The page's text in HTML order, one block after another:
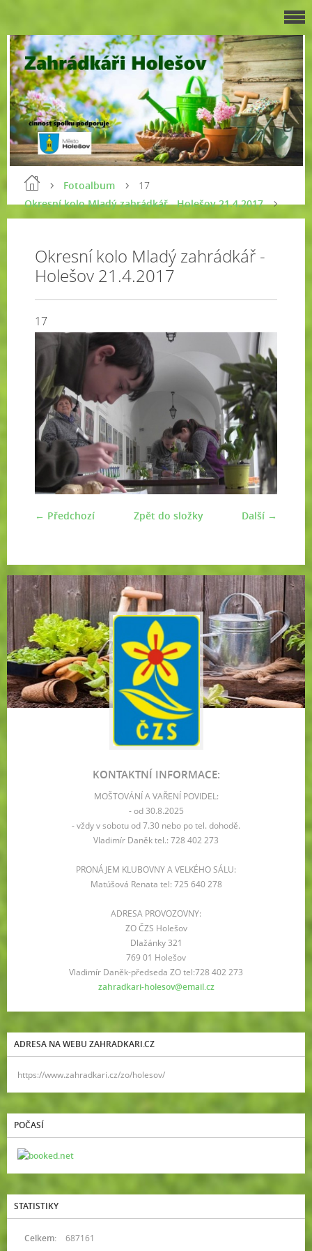
Fotoalbum
Okresní kolo Mladý zahrádkář - Holešov 21.4.2017
17
Okresní kolo Mladý zahrádkář -
Holešov 21.4.2017
17
← Předchozí Další →
Zpět do složky
KONTAKTNÍ INFORMACE:
MOŠTOVÁNÍ A VAŘENÍ POVIDEL:
- od 30.8.2025
- vždy v sobotu od 7.30 nebo po tel. dohodě.
Vladimír Daněk tel.: 728 402 273
PRONÁJEM KLUBOVNY A VELKÉHO SÁLU:
Matúšová Renata tel: 725 640 278
ADRESA PROVOZOVNY:
ZO ČZS Holešov
Dlažánky 321
769 01 Holešov
Vladimír Daněk-předseda ZO tel:728 402 273
zahradkari-holesov@email.cz
ADRESA NA WEBU ZAHRADKARI.CZ
https://www.zahradkari.cz/zo/holesov/
POČASÍ
STATISTIKY
Celkem:
687161